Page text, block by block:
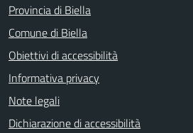
Provincia di Biella
Comune di Biella
Obiettivi di accessibilità
Informativa privacy
Note legali
Dichiarazione di accessibilità